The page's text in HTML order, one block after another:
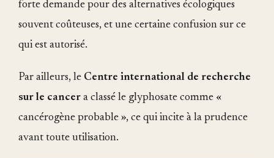
forte demande pour des alternatives écologiques
souvent coûteuses, et une certaine confusion sur ce
qui est autorisé.
Par ailleurs, le Centre international de recherche
sur le cancer a classé le glyphosate comme «
cancérogène probable », ce qui incite à la prudence
avant toute utilisation.